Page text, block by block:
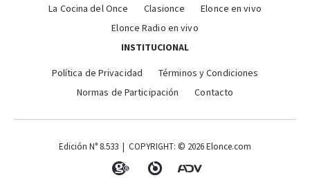
La Cocina del Once
Clasionce
Elonce en vivo
Elonce Radio en vivo
INSTITUCIONAL
Política de Privacidad
Términos y Condiciones
Normas de Participación
Contacto
Edición N° 8.533 | COPYRIGHT: © 2026 Elonce.com